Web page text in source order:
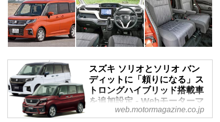
スズキ ソリオとソリオ バン
ディットに「頼りになる」ス
トロングハイブリッド搭載車
を追加設定 - Webモーターマ
ガジンweb.motormagazine.co.jp